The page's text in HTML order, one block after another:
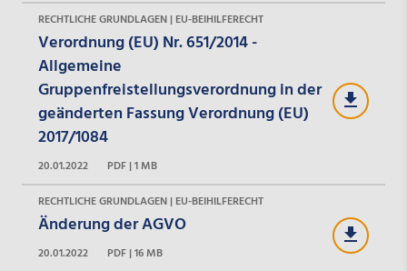
RECHTLICHE GRUNDLAGEN | EU-BEIHILFERECHT
Verordnung (EU) Nr. 651/2014 -
Allgemeine
Gruppenfreistellungsverordnung in der
geänderten Fassung Verordnung (EU)
2017/1084
20.01.2022
PDF | 1 MB
RECHTLICHE GRUNDLAGEN | EU-BEIHILFERECHT
Änderung der AGVO
20.01.2022 PDF | 16 MB